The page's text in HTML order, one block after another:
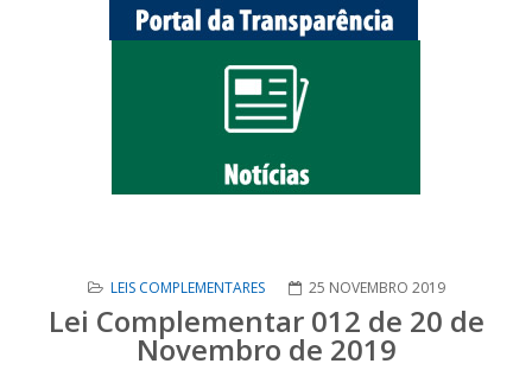
LEIS COMPLEMENTARES 25 NOVEMBRO 2019
Lei Complementar 012 de 20 de
Novembro de 2019